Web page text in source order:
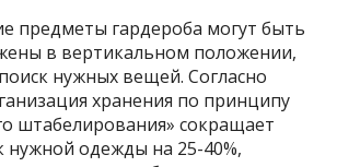
предметы гардероба могут быть
в вертикальном положении,
нужных вещей. Согласно
хранения по принципу
штабелирования» сокращает
нужной одежды на 25-40%,